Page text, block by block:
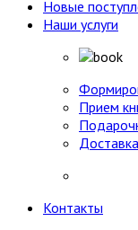
Новые
Наши услуги
Прием
Контакты